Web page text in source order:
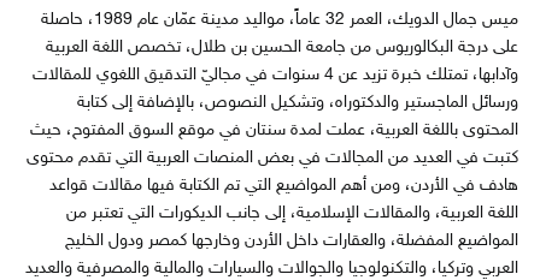
ميس جمال الدويك، العمر 32 عاماً، مواليد مدينة عمّان عام 1989، حاصلة
على درجة البكالوريوس من جامعة الحسين بن طلال، تخصص اللغة العربية
وآدابها، تمتلك خبرة تزيد عن 4 سنوات في مجاليّ التدقيق اللغوي للمقالات
ورسائل الماجستير والدكتوراه، وتشكيل النصوص، بالإضافة إلى كتابة
المحتوى باللغة العربية، عملت لمدة سنتان في موقع السوق المفتوح، حيث
كتبت في العديد من المجالات في بعض المنصات العربية التي تقدم محتوى
هادف في الأردن، ومن أهم المواضيع التي تم الكتابة فيها مقالات قواعد
اللغة العربية، والمقالات الإسلامية، إلى جانب الديكورات التي تعتبر من
المواضيع المفضلة، والعقارات داخل الأردن وخارجها كمصر ودول الخليج
العربي وتركيا، والتكنولوجيا والجوالات والسيارات والمالية والمصرفية والعديد